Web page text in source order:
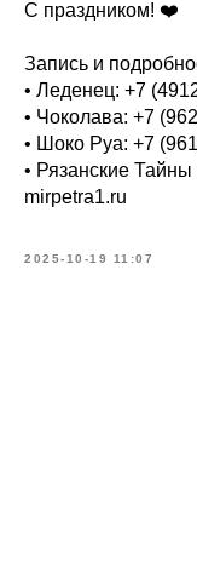
С праздником! ❤️
Запись и
• Леденец: +7
• Чоколава: +7
• Шоко Руа: +7
• Рязанские Тайны
mirpetra1.ru
2025-10-19 11:07